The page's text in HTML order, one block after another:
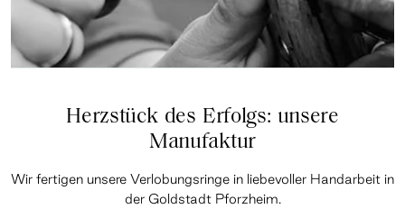
Herzstück des Erfolgs: unsere
Manufaktur
Wir fertigen unsere Verlobungsringe in liebevoller Handarbeit in
der Goldstadt Pforzheim.